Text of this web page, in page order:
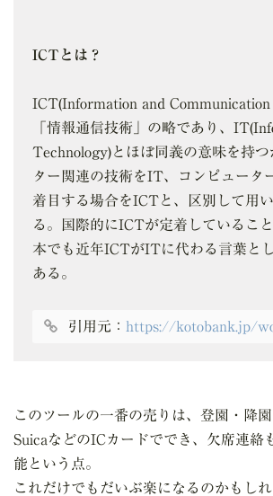
ICTとは？
ICT(Information and Communication
「情報通信技術」の略であり、
Technology)とほぼ同義の意味を持つ
ター関連の技術をIT、コンピュータ
着目する場合をICTと、区別して用
る。国際的にICTが定着しているこ
本でも近年ICTがITに代わる言葉と
ある。
引用元： https://kotobank.jp/
このツールの一番の売りは、登園・降
SuicaなどのICカードででき、欠席連絡
能という点。
これだけでもだいぶ楽になるのかもし